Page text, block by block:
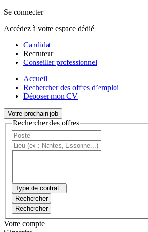
Se connecter
Accédez à votre espace dédié
Candidat
Recruteur
Conseiller professionnel
Accueil
Rechercher des offres d’emploi
Déposer mon CV
Votre prochain job
Rechercher des offres
Type de contrat
Rechercher
Rechercher
Votre compte